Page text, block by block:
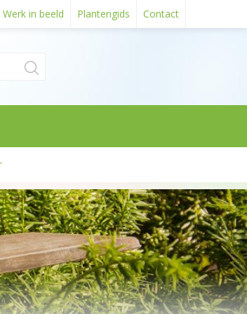
Werk in beeld Plantengids Contact